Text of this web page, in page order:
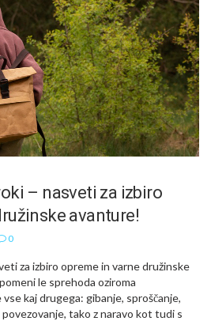
– nasveti za izbiro
avanture!
0
za izbiro opreme in varne družinske
le sprehoda oziroma
vse kaj drugega: gibanje, sproščanje,
tako z naravo kot tudi s